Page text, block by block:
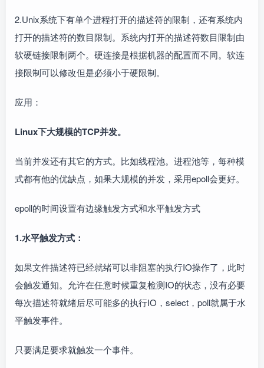
2.Unix系统下有单个进程打开的描述符的限制，还有系统内
打开的描述符的数目限制。系统内打开的描述符数目限制由
软硬链接限制两个。硬连接是根据机器的配置而不同。软连
接限制可以修改但是必须小于硬限制。
应用：
Linux下大规模的TCP并发。
当前并发还有其它的方式。比如线程池。进程池等，每种模
式都有他的优缺点，如果大规模的并发，采用epoll会更好。
epoll的时间设置有边缘触发方式和水平触发方式
1.水平触发方式：
如果文件描述符已经就绪可以非阻塞的执行IO操作了，此时
会触发通知。允许在任意时候重复检测IO的状态，没有必要
每次描述符就绪后尽可能多的执行IO，select，poll就属于水
平触发事件。
只要满足要求就触发一个事件。